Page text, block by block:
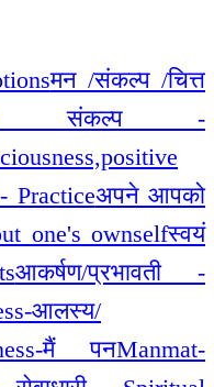
मन /संकल्प /चित्त
संकल्प -
Practiceअपने आपको
one's ownselfस्वयं
आकर्षण/प्रभावती -
आलस्य/
मैं पनManmat-